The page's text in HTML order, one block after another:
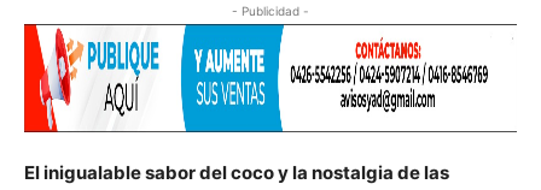
- Publicidad -
El inigualable sabor del coco y la nostalgia de las